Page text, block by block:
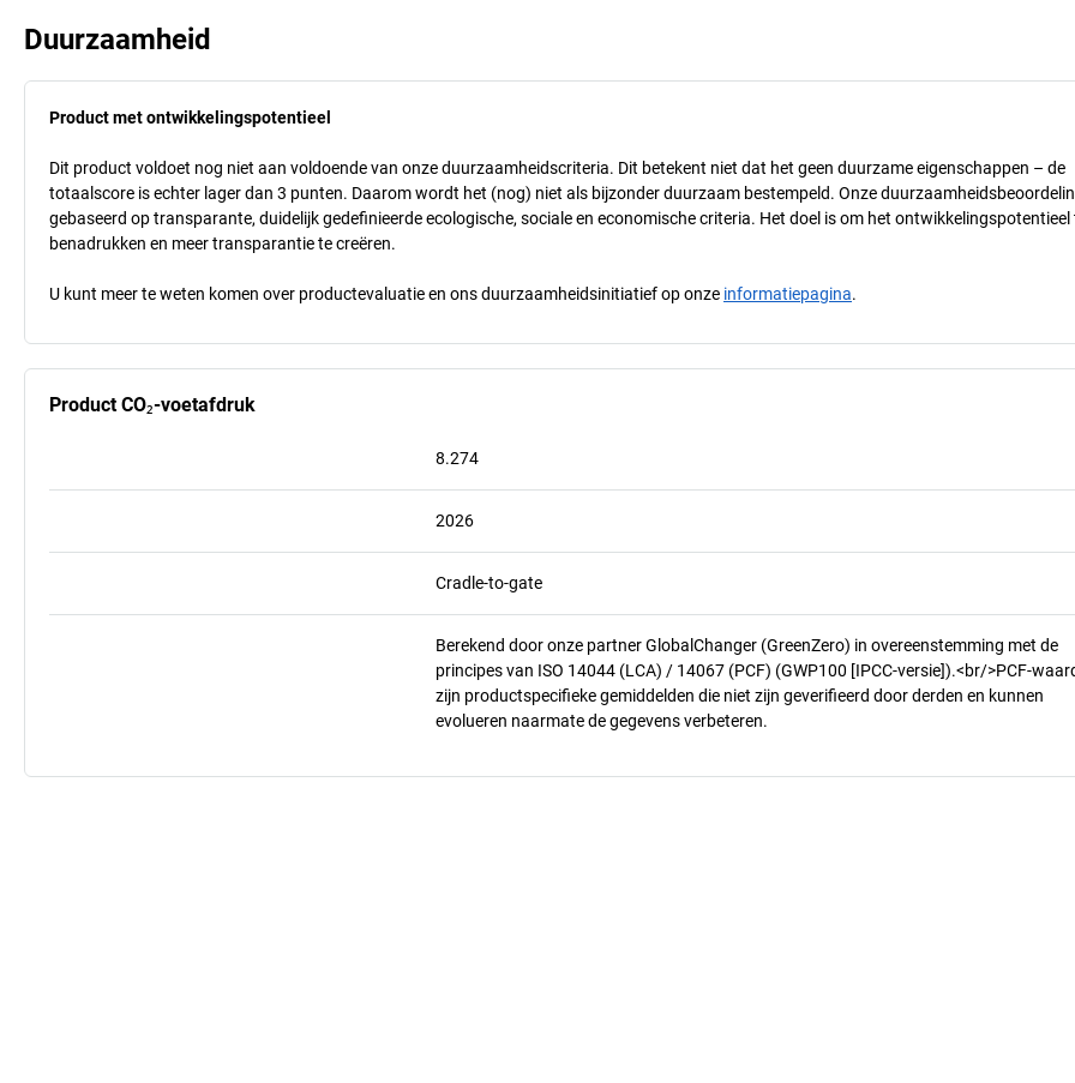
Duurzaamheid
Product met ontwikkelingspotentieel
Dit product voldoet nog niet aan voldoende van onze duurzaamheidscriteria. Dit betekent niet dat het geen duurzame eigenschappen – de
totaalscore is echter lager dan 3 punten. Daarom wordt het (nog) niet als bijzonder duurzaam bestempeld. Onze
gebaseerd op transparante, duidelijk gedefinieerde ecologische, sociale en economische criteria. Het doel is om het ontwikkelingspotentieel
benadrukken en meer transparantie te creëren.
U kunt meer te weten komen over productevaluatie en ons duurzaamheidsinitiatief op onze informatiepagina.
Product CO₂-voetafdruk
8.274
2026
Cradle-to-gate
Berekend door onze partner GlobalChanger (GreenZero) in overeenstemming met de
principes van ISO 14044 (LCA) / 14067 (PCF) (GWP100 [IPCC-versie]).<br/>PCF-
zijn productspecifieke gemiddelden die niet zijn geverifieerd door derden en kunnen
evolueren naarmate de gegevens verbeteren.